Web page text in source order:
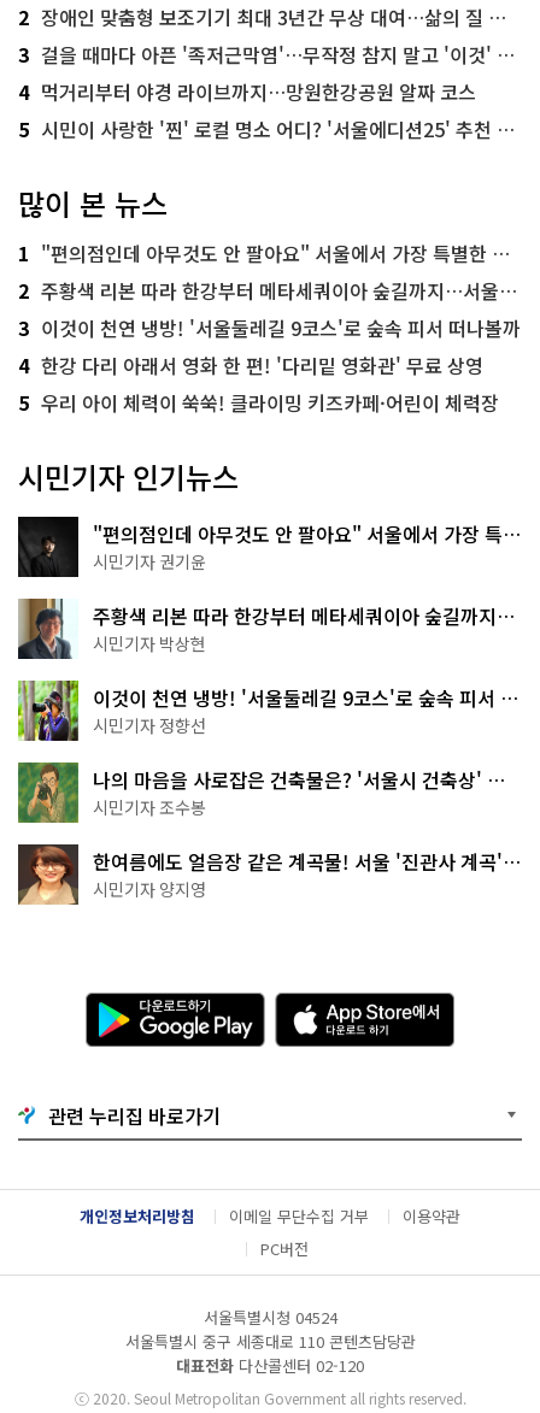
2 장애인 맞춤형 보조기기 최대 3년간 무상 대여…삶의 질 높인다
3 걸을 때마다 아픈 '족저근막염'…무작정 참지 말고 '이것' 해보세요!
4 먹거리부터 야경 라이브까지…망원한강공원 알짜 코스
5 시민이 사랑한 '찐' 로컬 명소 어디? '서울에디션25' 추천 코스
많이 본 뉴스
1 "편의점인데 아무것도 안 팔아요" 서울에서 가장 특별한 편의점의 정체
2 주황색 리본 따라 한강부터 메타세쿼이아 숲길까지…서울둘레길 15코스
3 이것이 천연 냉방! '서울둘레길 9코스'로 숲속 피서 떠나볼까
4 한강 다리 아래서 영화 한 편! '다리밑 영화관' 무료 상영
5 우리 아이 체력이 쑥쑥! 클라이밍 키즈카페·어린이 체력장
시민기자 인기뉴스
"편의점인데 아무것도 안 팔아요" 서울에서 가장 특별
한 편의점의 정체
시민기자 권기윤
주황색 리본 따라 한강부터 메타세쿼이아 숲길까지…
서울둘레길 15코스
시민기자 박상현
이것이 천연 냉방! '서울둘레길 9코스'로 숲속 피서 떠
나볼까
시민기자 정향선
나의 마음을 사로잡은 건축물은? '서울시 건축상' 수
상작 공개!
시민기자 조수봉
한여름에도 얼음장 같은 계곡물! 서울 '진관사 계곡'이
천국이네~
시민기자 양지영
다
운
로
기
G
o
g
l
e
A
p
p
e
서
다
운
관련 누리집 바로가기
개인정보처리방침 이메일 무단수집 거부
이용약관
PC버전
서울특별시청 04524
서울특별시 중구 세종대로 110 콘텐츠담당관
대표전화 다산콜센터 02-120
ⓒ2020. Seoul Metropolitan Government all rights reserved.